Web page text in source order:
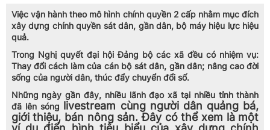
Việc vận hành theo mô hình chính quyền 2 cấp nhằm mục đích
xây dựng chính quyền sát dân, gần dân, bộ máy hiệu lực hiệu
quả.
Trong Nghị quyết đại hội Đảng bộ các xã đều có nhiệm vụ:
Thay đổi cách làm của cán bộ sát dân, gần dân; nâng cao đời
sống của người dân, thúc đẩy chuyển đổi số.
Những ngày gần đây, nhiều lãnh đạo xã tại nhiều tỉnh thành
đã lên sóng livestream cùng người dân quảng bá,
giới thiệu, bán nông sản. Đây có thể xem là một